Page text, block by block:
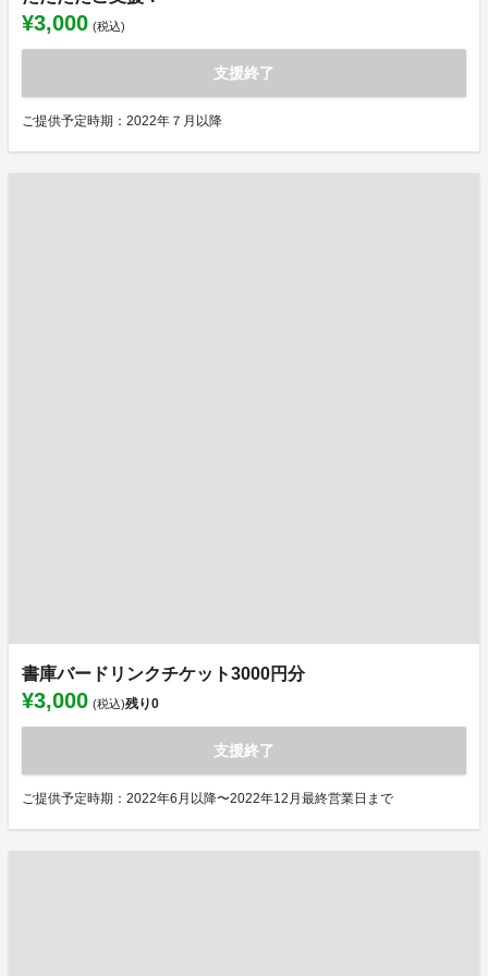
¥3,000 (税込)
支援終了
ご提供予定時期：2022年７月以降
書庫バードリンクチケット3000円分
¥3,000 (税込)残り0
支援終了
ご提供予定時期：2022年6月以降〜2022年12月最終営業日まで